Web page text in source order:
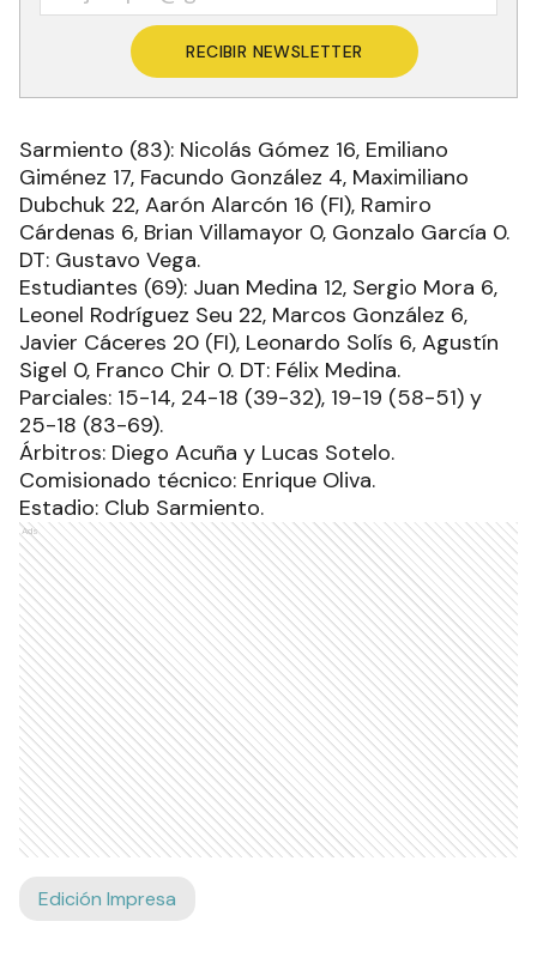
RECIBIR NEWSLETTER
Sarmiento (83): Nicolás Gómez 16, Emiliano
Giménez 17, Facundo González 4, Maximiliano
Dubchuk 22, Aarón Alarcón 16 (FI), Ramiro
Cárdenas 6, Brian Villamayor 0, Gonzalo García 0.
DT: Gustavo Vega.
Estudiantes (69): Juan Medina 12, Sergio Mora 6,
Leonel Rodríguez Seu 22, Marcos González 6,
Javier Cáceres 20 (FI), Leonardo Solís 6, Agustín
Sigel 0, Franco Chir 0. DT: Félix Medina.
Parciales: 15-14, 24-18 (39-32), 19-19 (58-51) y
25-18 (83-69).
Árbitros: Diego Acuña y Lucas Sotelo.
Comisionado técnico: Enrique Oliva.
Estadio: Club Sarmiento.
Ads
Edición Impresa